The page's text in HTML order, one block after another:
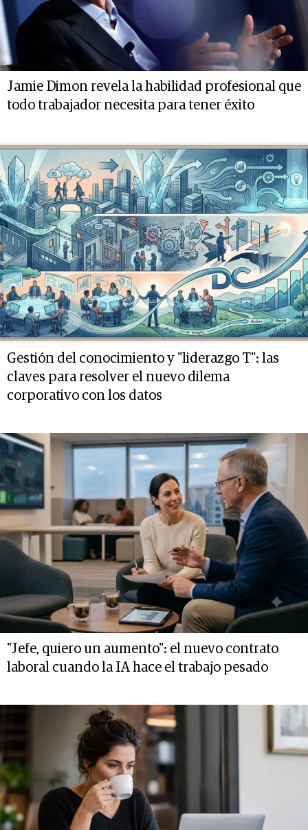
Jamie Dimon revela la habilidad profesional que
todo trabajador necesita para tener éxito
Gestión del conocimiento y "liderazgo T": las
claves para resolver el nuevo dilema
corporativo con los datos
"Jefe, quiero un aumento": el nuevo contrato
laboral cuando la IA hace el trabajo pesado